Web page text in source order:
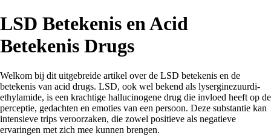
LSD Betekenis en Acid
Betekenis Drugs
Welkom bij dit uitgebreide artikel over de LSD betekenis en de
betekenis van acid drugs. LSD, ook wel bekend als lyserginezuurdi-
ethylamide, is een krachtige hallucinogene drug die invloed heeft op de
perceptie, gedachten en emoties van een persoon. Deze substantie kan
intensieve trips veroorzaken, die zowel positieve als negatieve
ervaringen met zich mee kunnen brengen.